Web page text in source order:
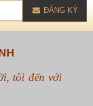
ĐĂNG KÝ
tôi đến với